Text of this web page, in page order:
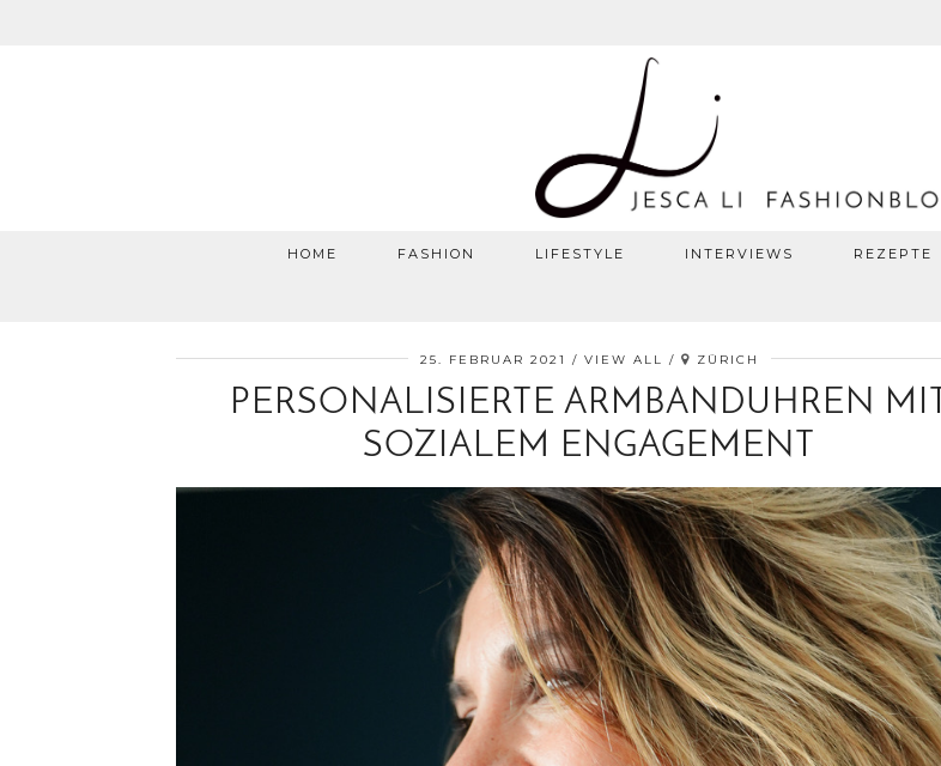
HOME FASHION LIFESTYLE INTERVIEWS REZEPTE
25. FEBRUAR 2021 VIEW ALL ZÜRICH
PERSONALISIERTE ARMBANDUHREN MIT
SOZIALEM ENGAGEMENT